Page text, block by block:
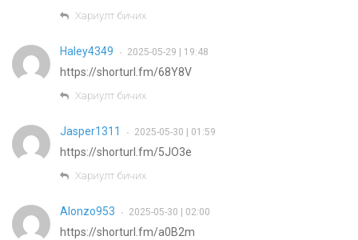
Хариулт бичих
Haley4349 • 2025-05-29 | 19:48
https://shorturl.fm/68Y8V
Хариулт бичих
Jasper1311 • 2025-05-30 | 01:59
https://shorturl.fm/5JO3e
Хариулт бичих
Alonzo953 • 2025-05-30 | 02:00
https://shorturl.fm/a0B2m